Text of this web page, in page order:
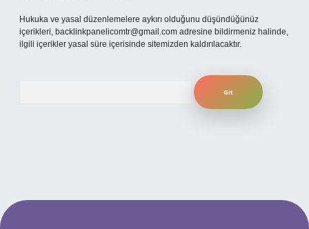
Hukuka ve yasal düzenlemelere aykırı olduğunu düşündüğünüz
içerikleri, backlinkpanelicomtr@gmail.com adresine bildirmeniz halinde,
ilgili içerikler yasal süre içerisinde sitemizden kaldırılacaktır.